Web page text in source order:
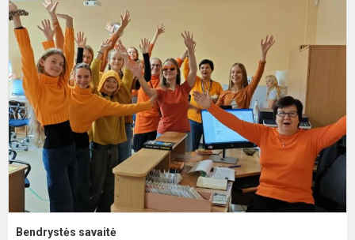
Bendrystės savaitė